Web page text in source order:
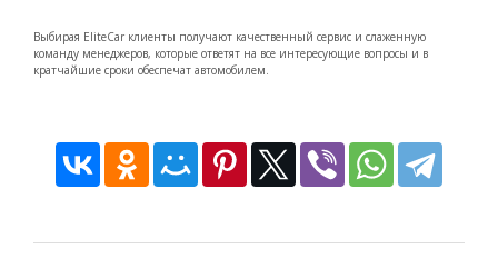
Выбирая EliteCar клиенты получают качественный сервис и слаженную
команду менеджеров, которые ответят на все интересующие вопросы и в
кратчайшие сроки обеспечат автомобилем.